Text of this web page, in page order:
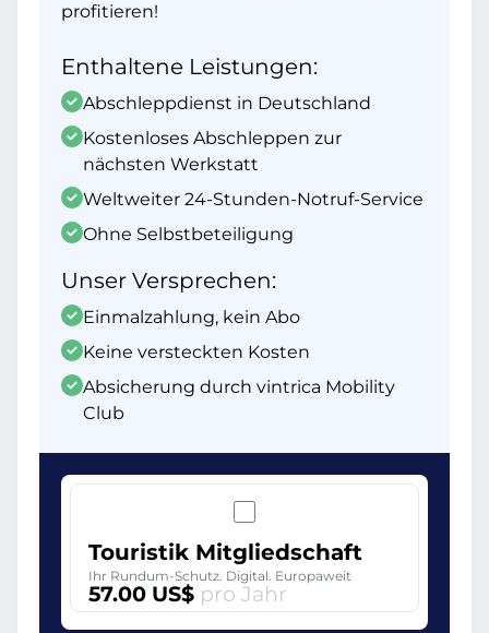
profitieren!
Enthaltene Leistungen:
Abschleppdienst in Deutschland
Kostenloses Abschleppen zur
nächsten Werkstatt
Weltweiter 24-Stunden-Notruf-Service
Ohne Selbstbeteiligung
Unser Versprechen:
Einmalzahlung, kein Abo
Keine versteckten Kosten
Absicherung durch vintrica Mobility
Club
Touristik Mitgliedschaft
Ihr Rundum-Schutz. Digital. Europaweit
57.00 US$ pro Jahr